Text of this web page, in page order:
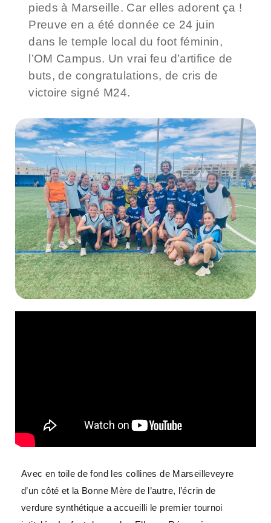
pieds à Marseille. Car elles adorent ça !
Preuve en a été donnée ce 24 juin
dans le temple local du foot féminin,
l’OM Campus. Un vrai feu d’artifice de
buts, de congratulations, de cris de
victoire signé M24.
Avec en toile de fond les collines de Marseilleveyre
d’un côté et la Bonne Mère de l’autre, l’écrin de
verdure synthétique a accueilli le premier tournoi